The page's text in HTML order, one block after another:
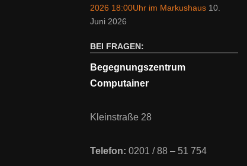
2026 18:00Uhr im Markushaus 10.
Juni 2026
BEI FRAGEN:
Begegnungszentrum
Computainer
Kleinstraße 28
Telefon: 0201 / 88 – 51 754